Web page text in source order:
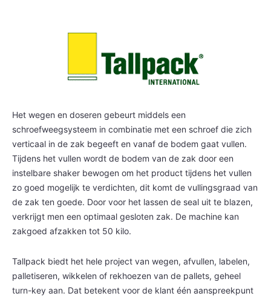
Het wegen en doseren gebeurt middels een
schroefweegsysteem in combinatie met een schroef die zich
verticaal in de zak begeeft en vanaf de bodem gaat vullen.
Tijdens het vullen wordt de bodem van de zak door een
instelbare shaker bewogen om het product tijdens het vullen
zo goed mogelijk te verdichten, dit komt de vullingsgraad van
de zak ten goede. Door voor het lassen de seal uit te blazen,
verkrijgt men een optimaal gesloten zak. De machine kan
zakgoed afzakken tot 50 kilo.
Tallpack biedt het hele project van wegen, afvullen, labelen,
palletiseren, wikkelen of rekhoezen van de pallets, geheel
turn-key aan. Dat betekent voor de klant één aanspreekpunt